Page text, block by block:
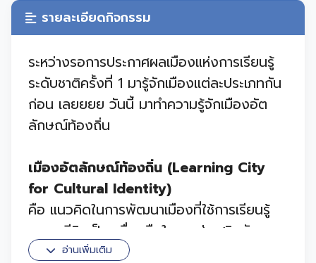
รายละเอียดกิจกรรม
ระหว่างรอการประกาศผลเมืองแห่งการเรียนรู้
ระดับชาติครั้งที่ 1 มารู้จักเมืองแต่ละประเภทกัน
ก่อน เลยยยย วันนี้ มาทำความรู้จักเมืองอัต
ลักษณ์ท้องถิ่น
เมืองอัตลักษณ์ท้องถิ่น (Learning City
for Cultural Identity)
คือ แนวคิดในการพัฒนาเมืองที่ใช้การเรียนรู้
ตลอดชีวิตเป็นเครื่องมือในการส่งเสริมอัต
ลักษณ์ วัฒนธรรม และภูมิปัญญาท้องถิ่น โดย
อ่านเพิ่มเติม